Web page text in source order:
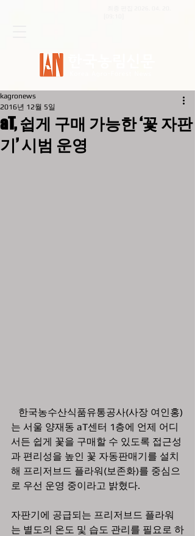
aT, 쉽게 구매 가능한 ‘꽃 자판
기’ 시범 운영
kagronews
2016년 12월 5일
는 서울 양재동 aT센터 1층에 언제 어디
서든 쉽게 꽃을 구매할 수 있도록 접근성
과 편리성을 높인 꽃 자동판매기를 설치
해 프리저브드 플라워(보존화)를 중심으
로 우선 운영 중이라고 밝혔다.
자판기에 공급되는 프리저브드 플라워
는 별도의 온도 및 습도 관리를 필요로 하